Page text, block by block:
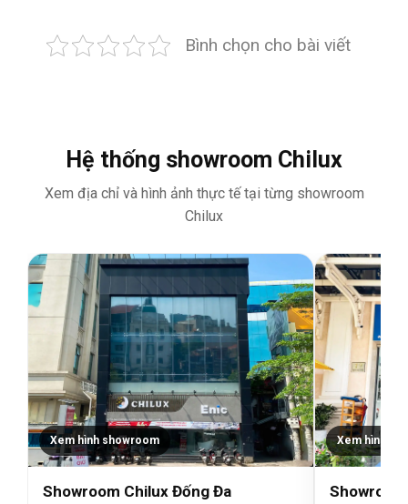
Bình chọn cho bài viết
Hệ thống showroom Chilux
Xem địa chỉ và hình ảnh thực tế tại từng showroom
Chilux
Xem hình showroom
Showroom Chilux Đống Đa
Xem hình